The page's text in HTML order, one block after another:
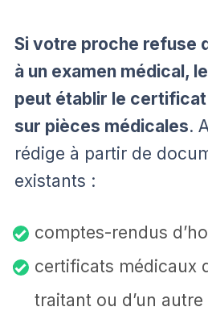
Si votre proche refuse
à un examen médical,
peut établir le
sur pièces médicales.
rédige à partir de
existants :
comptes-rendus
certificats médicaux
traitant ou d’un autre